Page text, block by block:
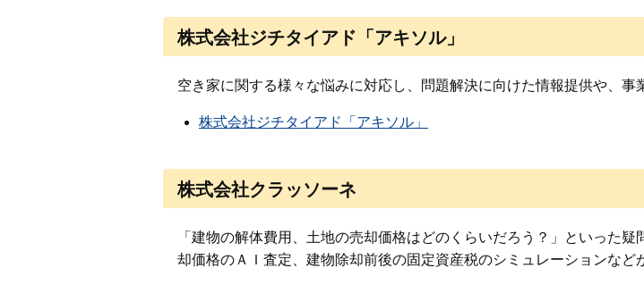
株式会社ジチタイアド「アキソル」
空き家に関する様々な悩みに対応し、問題解決に向けた情報提供や、事
株式会社ジチタイアド「アキソル」
株式会社クラッソーネ
「建物の解体費用、土地の売却価格はどのくらいだろう？」といった疑
却価格のＡＩ査定、建物除却前後の固定資産税のシミュレーションなど